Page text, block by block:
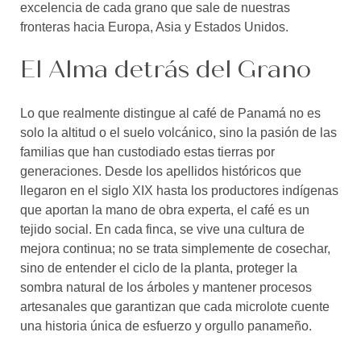
excelencia de cada grano que sale de nuestras
fronteras hacia Europa, Asia y Estados Unidos.
El Alma detrás del Grano
Lo que realmente distingue al café de Panamá no es
solo la altitud o el suelo volcánico, sino la pasión de las
familias que han custodiado estas tierras por
generaciones. Desde los apellidos históricos que
llegaron en el siglo XIX hasta los productores indígenas
que aportan la mano de obra experta, el café es un
tejido social. En cada finca, se vive una cultura de
mejora continua; no se trata simplemente de cosechar,
sino de entender el ciclo de la planta, proteger la
sombra natural de los árboles y mantener procesos
artesanales que garantizan que cada microlote cuente
una historia única de esfuerzo y orgullo panameño.